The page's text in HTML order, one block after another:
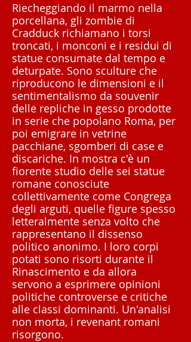
Riecheggiando il marmo nella
porcellana, gli zombie di
Cradduck richiamano i torsi
troncati, i monconi e i residui di
statue consumate dal tempo e
deturpate. Sono sculture che
riproducono le dimensioni e il
sentimentalismo da souvenir
delle repliche in gesso prodotte
in serie che popolano Roma, per
poi emigrare in vetrine
pacchiane, sgomberi di case e
discariche. In mostra c'è un
fiorente studio delle sei statue
romane conosciute
collettivamente come Congrega
degli arguti, quelle figure spesso
letteralmente senza volto che
rappresentano il dissenso
politico anonimo. I loro corpi
potati sono risorti durante il
Rinascimento e da allora
servono a esprimere opinioni
politiche controverse e critiche
alle classi dominanti. Un'analisi
non morta, i revenant romani
risorgono.